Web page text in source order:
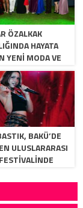
ÖZALKAK
HAYATA
YENI MODA VE
PROGRAMI
IZLIYICI ILE
BAKÜ’DE
ULUSLARARASI